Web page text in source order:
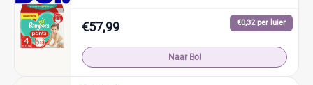
€0,32 per luier
€57,99
Naar Bol